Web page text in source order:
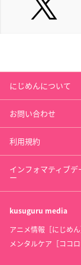
にじめんについて
お問い合わせ
利用規約
インフォマティブデ
ー
kusuguru media
アニメ情報［にじめん
メンタルケア［ココロ